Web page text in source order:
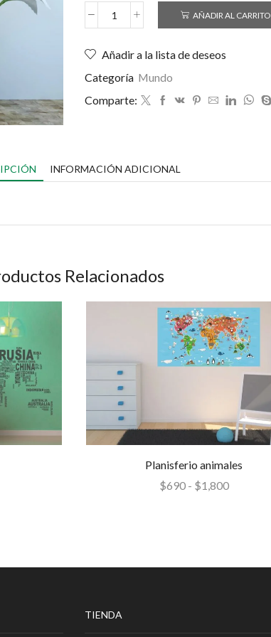
AÑADIR AL CARRITO
Añadir a la lista de deseos
Categoría Mundo
Comparte:
INFORMACIÓN ADICIONAL
Relacionados
Planisferio animales
$690 - $1,800
TIENDA